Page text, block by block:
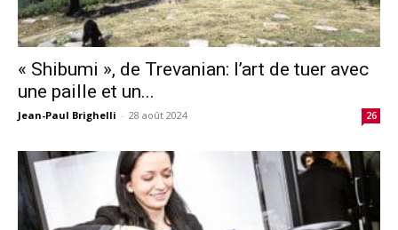
« Shibumi », de Trevanian: l’art de tuer avec
une paille et un...
Jean-Paul Brighelli - 28 août 2024 26